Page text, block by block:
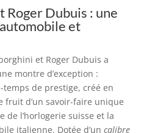
Roger Dubuis : une
et
et Roger Dubuis a
montre d’exception :
temps de prestige, créé en
fruit d’un savoir-faire unique
de l’horlogerie suisse et la
italienne. Dotée d’un calibre